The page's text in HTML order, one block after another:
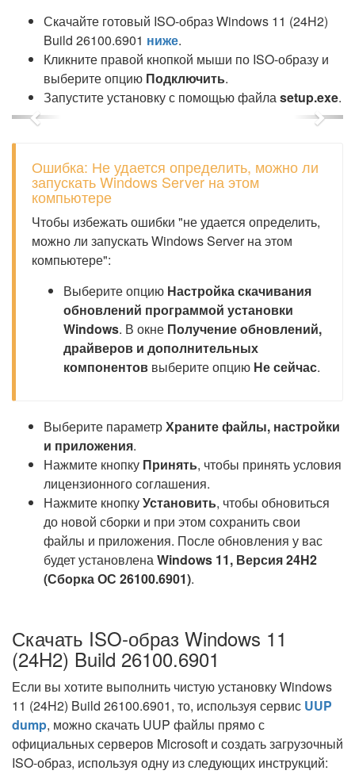
Скачайте готовый ISO-образ Windows 11 (24H2)
Build 26100.6901 ниже.
Кликните правой кнопкой мыши по ISO-образу и
выберите опцию Подключить.
Запустите установку с помощью файлаsetup.exe.
Previous Next
Ошибка: Не удается определить, можно ли
запускать Windows Server на этом
компьютере
Чтобы избежать ошибки "не удается определить,
можно ли запускать Windows Server на этом
компьютере":
Выберите опцию Настройка скачивания
обновлений программой установки
Windows. В окне Получение обновлений,
драйверов и дополнительных
компонентов выберите опцию Не сейчас.
Выберите параметрХраните файлы, настройки
и приложения.
Нажмите кнопку Принять, чтобы принять условия
лицензионного соглашения.
Нажмите кнопкуУстановить, чтобы обновиться
до новой сборки и при этом сохранить свои
файлы и приложения. После обновления у вас
будет установленаWindows 11, Версия 24H2
(Сборка ОС 26100.6901).
Скачать ISO-образ Windows 11
(24H2) Build 26100.6901
Если вы хотите выполнить чистую установку Windows
11 (24H2) Build 26100.6901, то, используя сервис UUP
dump, можно скачать UUP файлы прямо с
официальных серверов Microsoft и создать загрузочный
ISO-образ, используя одну из следующих инструкций: